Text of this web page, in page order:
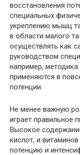
восстановления
специальных
укреплению мышц
в области малого
осуществлять как
руководством
например,
применяются в
потенции.
Не менее важную
играет правильное
Высокое
кислот, и
потенцию и